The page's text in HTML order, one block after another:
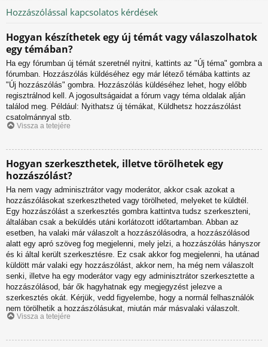
Hozzászólással kapcsolatos kérdések
Hogyan készíthetek egy új témát vagy válaszolhatok
egy témában?
Ha egy fórumban új témát szeretnél nyitni, kattints az "Új téma" gombra a
fórumban. Hozzászólás küldéséhez egy már létező témába kattints az
"Új hozzászólás" gombra. Hozzászólás küldéséhez lehet, hogy előbb
regisztrálnod kell. A jogosultságaidat a fórum vagy téma oldalak alján
találod meg. Például: Nyithatsz új témákat, Küldhetsz hozzászólást
csatolmánnyal stb.
Vissza a tetejére
Hogyan szerkeszthetek, illetve törölhetek egy
hozzászólást?
Ha nem vagy adminisztrátor vagy moderátor, akkor csak azokat a
hozzászólásokat szerkesztheted vagy törölheted, melyeket te küldtél.
Egy hozzászólást a szerkesztés gombra kattintva tudsz szerkeszteni,
általában csak a beküldés utáni korlátozott időtartamban. Abban az
esetben, ha valaki már válaszolt a hozzászólásodra, a hozzászólásod
alatt egy apró szöveg fog megjelenni, mely jelzi, a hozzászólás hányszor
és ki által került szerkesztésre. Ez csak akkor fog megjelenni, ha utánad
küldött már valaki egy hozzászólást, akkor nem, ha még nem válaszolt
senki, illetve ha egy moderátor vagy egy adminisztrátor szerkesztette a
hozzászólásod, bár ők hagyhatnak egy megjegyzést jelezve a
szerkesztés okát. Kérjük, vedd figyelembe, hogy a normál felhasználók
nem törölhetik a hozzászólásukat, miután már másvalaki válaszolt.
Vissza a tetejére